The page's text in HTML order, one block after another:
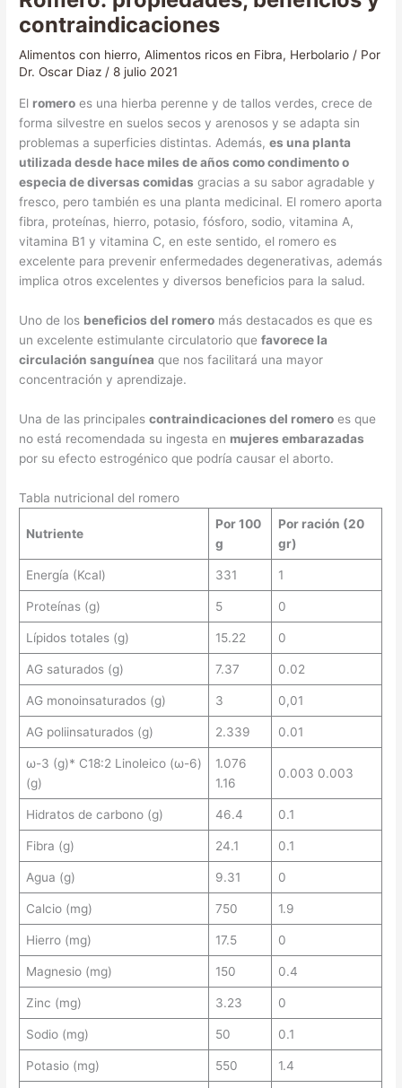
contraindicaciones
Alimentos con hierro,Alimentos ricos en Fibra, Herbolario / Por
Dr. Oscar Diaz/8 julio 2021
El romero es una hierba perenne y de tallos verdes, crece de
forma silvestre en suelos secos y arenosos y se adapta sin
problemas a superficies distintas. Además,es una planta
utilizada desde hace miles de años como condimento o
especia de diversas comidas gracias a su sabor agradable y
fresco, pero también es una planta medicinal. El romero aporta
fibra, proteínas, hierro, potasio, fósforo, sodio, vitamina A,
vitamina B1 y vitamina C, en este sentido, el romero es
excelente para prevenir enfermedades degenerativas, además
implica otros excelentes y diversos beneficios para la salud.
Uno de los beneficios del romero más destacados es que es
un excelente estimulante circulatorio quefavorece la
circulación sanguínea que nos facilitará una mayor
concentración y aprendizaje.
Una de las principalescontraindicaciones del romero es que
no está recomendada su ingesta en mujeres embarazadas
por su efecto estrogénico que podría causar el aborto.
Tabla nutricional del romero
Nutriente
Por 100
g
Por ración (20
gr)
Energía (Kcal) 331 1
Proteínas (g) 5 0
Lípidos totales (g) 15.22 0
AG saturados (g) 7.37 0.02
AG monoinsaturados (g) 3 0,01
AG poliinsaturados (g) 2.339 0.01
ω-3 (g)* C18:2 Linoleico (ω-6)
(g)
1.076
1.16
0.003 0.003
Hidratos de carbono (g) 46.4 0.1
Fibra (g) 24.1 0.1
Agua (g) 9.31 0
Calcio (mg) 750 1.9
Hierro (mg) 17.5 0
Magnesio (mg) 150 0.4
Zinc (mg) 3.23 0
Sodio (mg) 50 0.1
Potasio (mg) 550 1.4